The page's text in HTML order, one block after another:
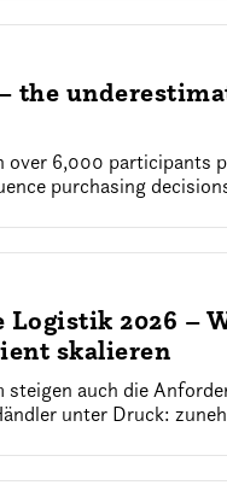
the
6,000 participants
purchasing
2026 –
skalieren
auch die
unter Druck: